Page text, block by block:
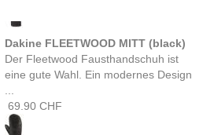
Dakine FLEETWOOD MITT (black)
Der Fleetwood Fausthandschuh ist
eine gute Wahl. Ein modernes Design
69.90 CHF